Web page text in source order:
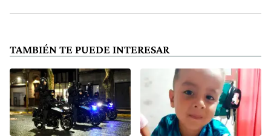
TAMBIÉN TE PUEDE INTERESAR